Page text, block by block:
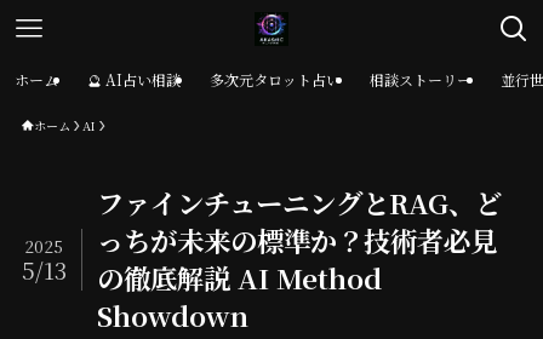
ホーム 🔮 AI占い相談 多次元タロット占い 相談ストーリー 並行
ホーム AI
ファインチューニングとRAG、ど
っちが未来の標準か？技術者必見
の徹底解説 AI Method
Showdown
2025
5/13